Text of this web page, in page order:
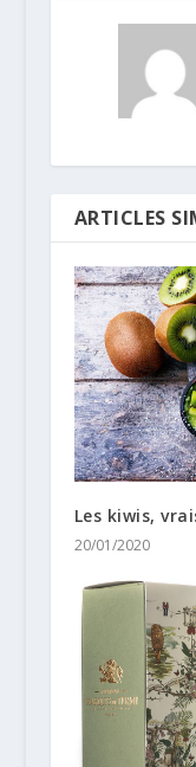
ARTICLES
Les kiwis,
20/01/2020